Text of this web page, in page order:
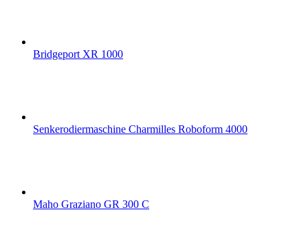
Bridgeport XR 1000
Senkerodiermaschine Charmilles Roboform 4000
Maho Graziano GR 300 C